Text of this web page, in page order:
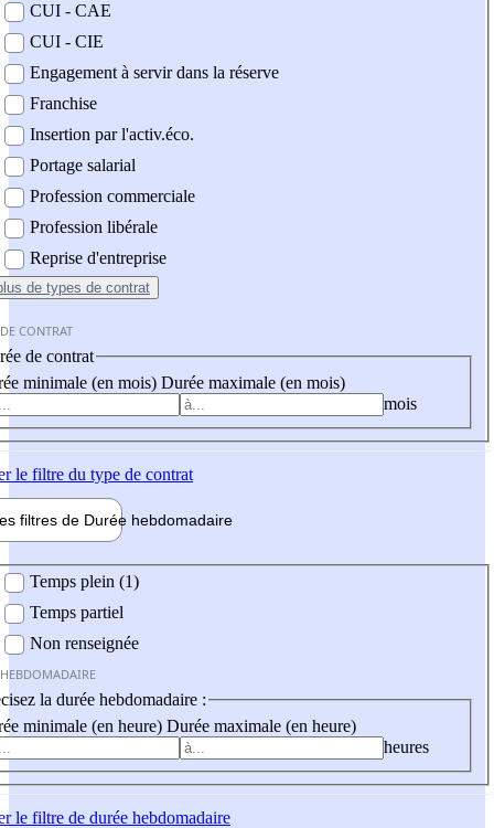
CUI - CAE
CUI - CIE
Engagement à servir dans la réserve
Franchise
Insertion par l'activ.éco.
Portage salarial
Profession commerciale
Profession libérale
Reprise d'entreprise
de types de contrat
CONTRAT
de contrat
minimale (en mois) Durée maximale (en mois)
mois
le filtre du type de contrat
filtres de Durée hebdomadaire
Temps plein (1)
Temps partiel
Non renseignée
la durée hebdomadaire :
minimale (en heure) Durée maximale (en heure)
heures
le filtre de durée hebdomadaire